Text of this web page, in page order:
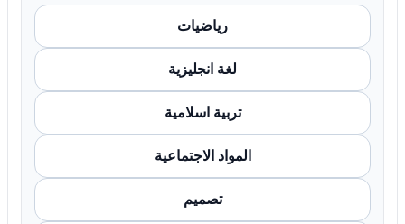
رياضيات
لغة انجليزية
تربية اسلامية
المواد الاجتماعية
تصميم